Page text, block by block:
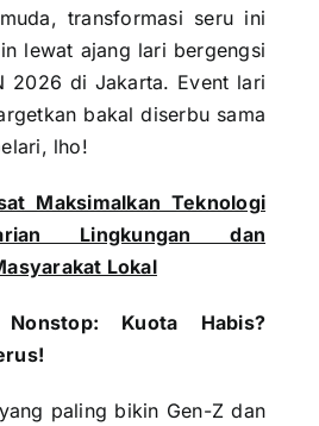
transformasi seru ini
lewat ajang lari bergengsi
2026 di Jakarta. Event lari
bakal diserbu sama
lho!
Maksimalkan Teknologi
Lingkungan dan
Lokal
Kuota Habis?
paling bikin Gen-Z dan